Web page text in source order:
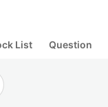
List Question